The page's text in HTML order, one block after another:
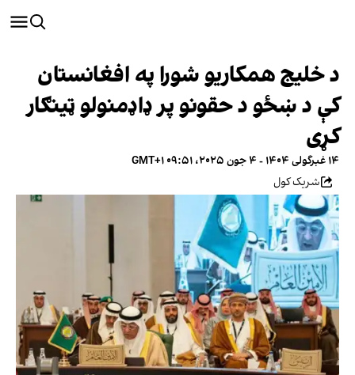
د خلیج همکاریو شورا په افغانستان
کې د ښځو د حقونو پر ډاډمنولو ټینګار
کړی
۱۴ غبرگولی ۱۴۰۴ - ۴ جون ۲۰۲۵، ۰۹:۵۱ GMT+۱
شریک کول